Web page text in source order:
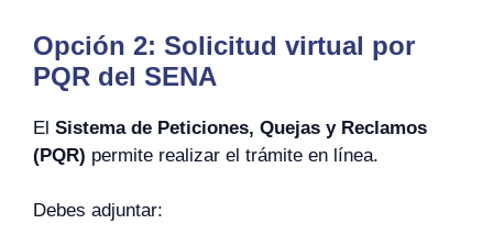
Opción 2: Solicitud virtual por
PQR del SENA
El Sistema de Peticiones, Quejas y Reclamos
(PQR) permite realizar el trámite en línea.
Debes adjuntar: